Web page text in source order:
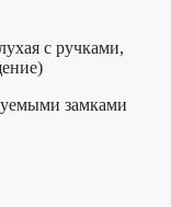
с ручками,
замками